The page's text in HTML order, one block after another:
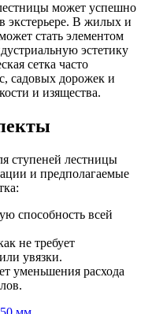
может успешно
экстерьере. В жилых и
стать элементом
эстетику
сетка часто
садовых дорожек и
и изящества.
ступеней лестницы
и предполагаемые
способность всей
не требует
увязки.
уменьшения расхода